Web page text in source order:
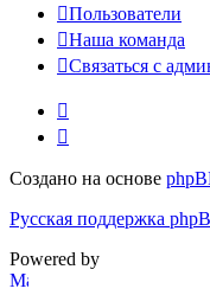
Пользователи
Наша команда
Связаться с
Создано на основе
Русская поддержка
Powered by